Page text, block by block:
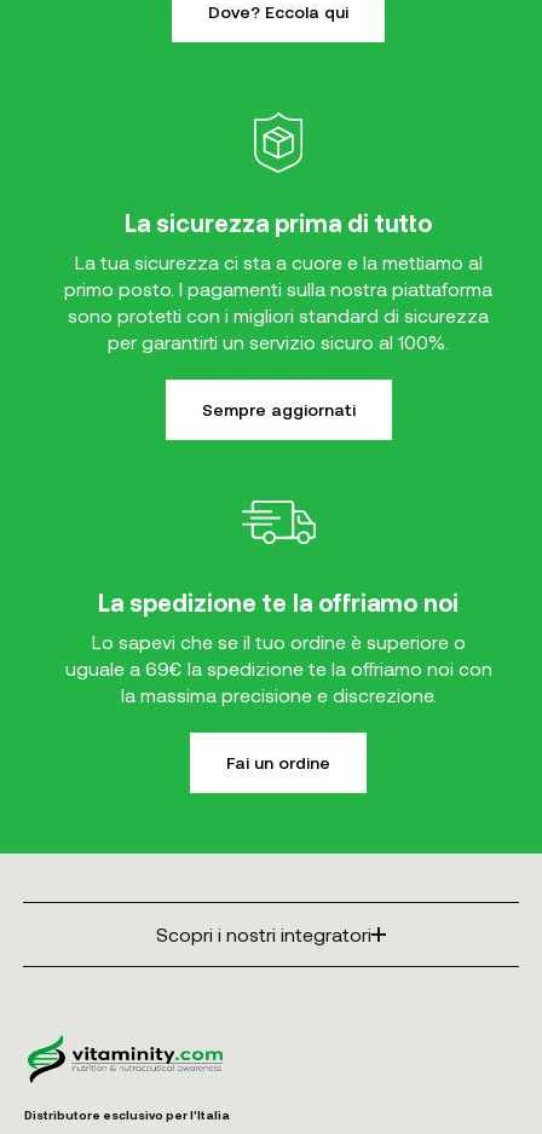
Dove? Eccola qui
La sicurezza prima di tutto
La tua sicurezza ci sta a cuore e la mettiamo al
primo posto. I pagamenti sulla nostra piattaforma
sono protetti con i migliori standard di sicurezza
per garantirti un servizio sicuro al 100%.
Sempre aggiornati
La spedizione te la offriamo noi
Lo sapevi che se il tuo ordine è superiore o
uguale a 69€ la spedizione te la offriamo noi con
la massima precisione e discrezione.
Fai un ordine
Scopri i nostri integratori
Distributore esclusivo per l'Italia